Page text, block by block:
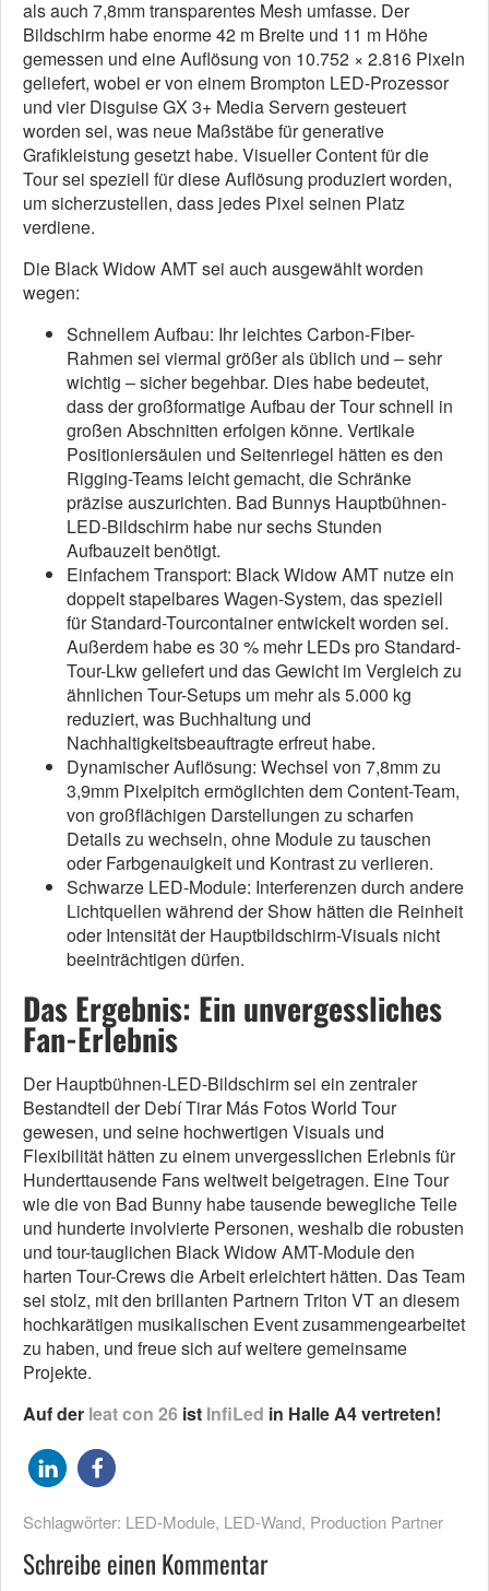
als auch 7,8mm transparentes Mesh umfasse. Der
Bildschirm habe enorme 42 m Breite und 11 m Höhe
gemessen und eine Auflösung von 10.752 × 2.816 Pixeln
geliefert, wobei er von einem Brompton LED-Prozessor
und vier Disguise GX 3+ Media Servern gesteuert
worden sei, was neue Maßstäbe für generative
Grafikleistung gesetzt habe. Visueller Content für die
Tour sei speziell für diese Auflösung produziert worden,
um sicherzustellen, dass jedes Pixel seinen Platz
verdiene.
Die Black Widow AMT sei auch ausgewählt worden
wegen:
Schnellem Aufbau: Ihr leichtes Carbon-Fiber-
Rahmen sei viermal größer als üblich und – sehr
wichtig – sicher begehbar. Dies habe bedeutet,
dass der großformatige Aufbau der Tour schnell in
großen Abschnitten erfolgen könne. Vertikale
Positioniersäulen und Seitenriegel hätten es den
Rigging-Teams leicht gemacht, die Schränke
präzise auszurichten. Bad Bunnys Hauptbühnen-
LED-Bildschirm habe nur sechs Stunden
Aufbauzeit benötigt.
Einfachem Transport: Black Widow AMT nutze ein
doppelt stapelbares Wagen-System, das speziell
für Standard-Tourcontainer entwickelt worden sei.
Außerdem habe es 30 % mehr LEDs pro Standard-
Tour-Lkw geliefert und das Gewicht im Vergleich zu
ähnlichen Tour-Setups um mehr als 5.000 kg
reduziert, was Buchhaltung und
Nachhaltigkeitsbeauftragte erfreut habe.
Dynamischer Auflösung: Wechsel von 7,8mm zu
3,9mm Pixelpitch ermöglichten dem Content-Team,
von großflächigen Darstellungen zu scharfen
Details zu wechseln, ohne Module zu tauschen
oder Farbgenauigkeit und Kontrast zu verlieren.
Schwarze LED-Module: Interferenzen durch andere
Lichtquellen während der Show hätten die Reinheit
oder Intensität der Hauptbildschirm-Visuals nicht
beeinträchtigen dürfen.
Das Ergebnis: Ein unvergessliches
Fan-Erlebnis
Der Hauptbühnen-LED-Bildschirm sei ein zentraler
Bestandteil der Debí Tirar Más Fotos World Tour
gewesen, und seine hochwertigen Visuals und
Flexibilität hätten zu einem unvergesslichen Erlebnis für
Hunderttausende Fans weltweit beigetragen. Eine Tour
wie die von Bad Bunny habe tausende bewegliche Teile
und hunderte involvierte Personen, weshalb die robusten
und tour-tauglichen Black Widow AMT-Module den
harten Tour-Crews die Arbeit erleichtert hätten. Das Team
sei stolz, mit den brillanten Partnern Triton VT an diesem
hochkarätigen musikalischen Event zusammengearbeitet
zu haben, und freue sich auf weitere gemeinsame
Projekte.
Auf der leat con 26 ist InfiLed in Halle A4 vertreten!
Schlagwörter: LED-Module, LED-Wand, Production Partner
Schreibe einen Kommentar